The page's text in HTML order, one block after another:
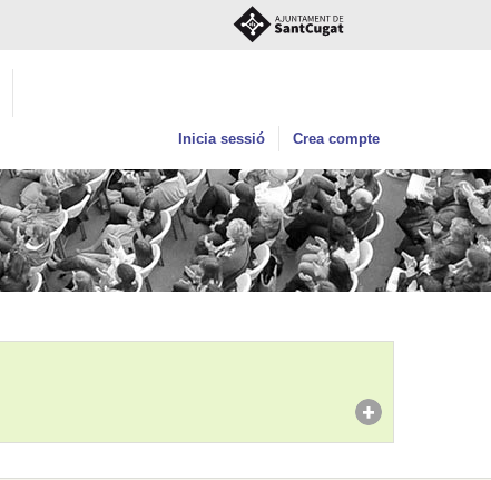
Inicia sessió Crea compte